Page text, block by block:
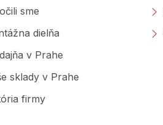
sme
dielňa
v Prahe
sklady v Prahe
firmy